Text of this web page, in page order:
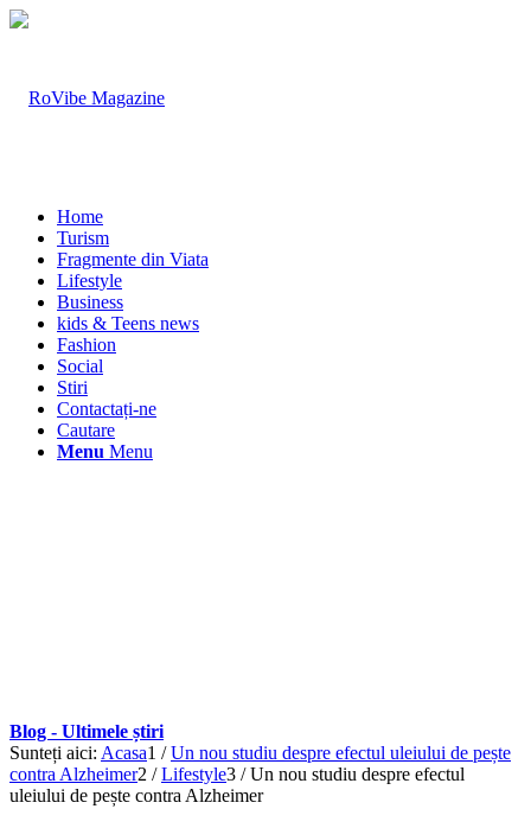
Home
Turism
Fragmente din Viata
Lifestyle
Business
kids & Teens news
Fashion
Social
Stiri
Contactați-ne
Cautare
Menu Menu
Blog - Ultimele știri
Sunteți aici: Acasa1 / Un nou studiu despre efectul uleiului de pește
contra Alzheimer2 / Lifestyle3 / Un nou studiu despre efectul
uleiului de pește contra Alzheimer